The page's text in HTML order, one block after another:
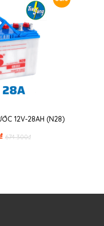
12V-28AH (N28)
₫
674.300